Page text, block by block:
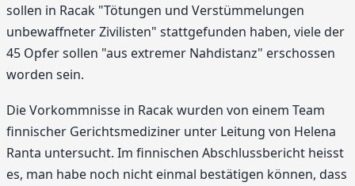
sollen in Racak "Tötungen und Verstümmelungen
unbewaffneter Zivilisten" stattgefunden haben, viele der
45 Opfer sollen "aus extremer Nahdistanz" erschossen
worden sein.
Die Vorkommnisse in Racak wurden von einem Team
finnischer Gerichtsmediziner unter Leitung von Helena
Ranta untersucht. Im finnischen Abschlussbericht heisst
es, man habe noch nicht einmal bestätigen können, dass